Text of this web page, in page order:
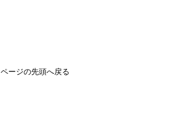
ページの先頭へ戻る